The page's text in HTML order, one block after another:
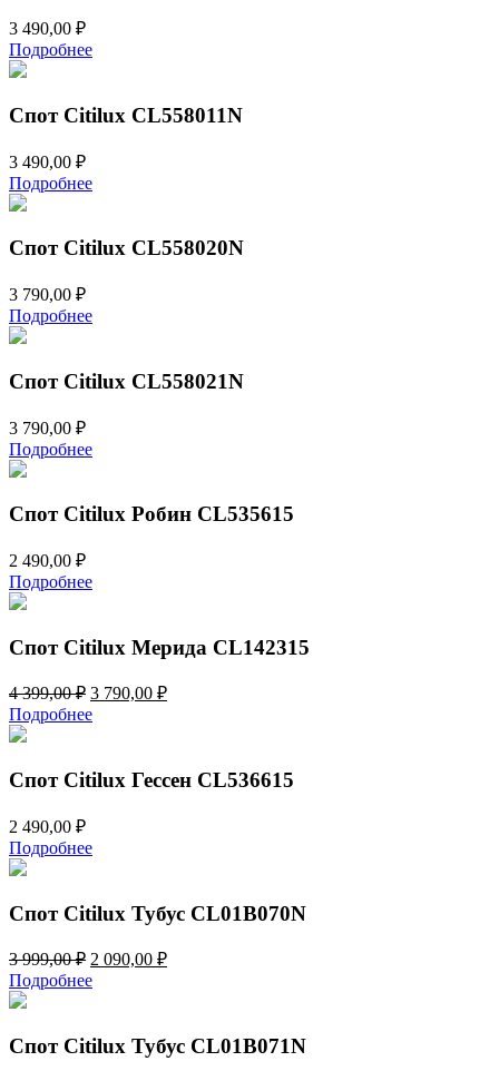
3 490,00 ₽
Подробнее
Спот Citilux CL558011N
3 490,00 ₽
Подробнее
Спот Citilux CL558020N
3 790,00 ₽
Подробнее
Спот Citilux CL558021N
3 790,00 ₽
Подробнее
Спот Citilux Робин CL535615
2 490,00 ₽
Подробнее
Спот Citilux Мерида CL142315
4 399,00₽ Первоначальная
цена
составляла
399,00 ₽.
3 790,00 ₽Текущая
Подробнее
Спот Citilux Гессен CL536615
2 490,00 ₽
Подробнее
Спот Citilux Тубус CL01B070N
3 999,00₽ Первоначальная
цена
составляла
999,00 ₽.
2 090,00 ₽Текущая
Подробнее
Спот Citilux Тубус CL01B071N